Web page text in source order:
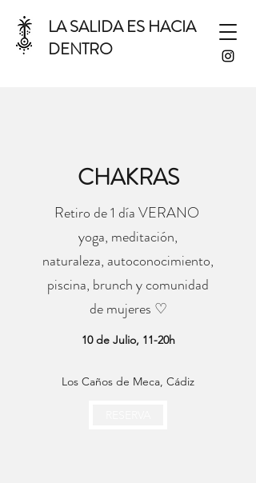
LA SALIDA ES HACIA
DENTRO
CHAKRAS
Retiro de 1 día VERANO
yoga, meditación,
naturaleza, autoconocimiento,
piscina, brunch y comunidad
de mujeres ♡
10 de Julio, 11-20h
Los Caños de Meca, Cádiz